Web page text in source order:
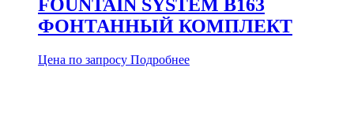
FOUNTAIN SYSTEM B163
ФОНТАННЫЙ КОМПЛЕКТ
Цена по запросу Подробнее